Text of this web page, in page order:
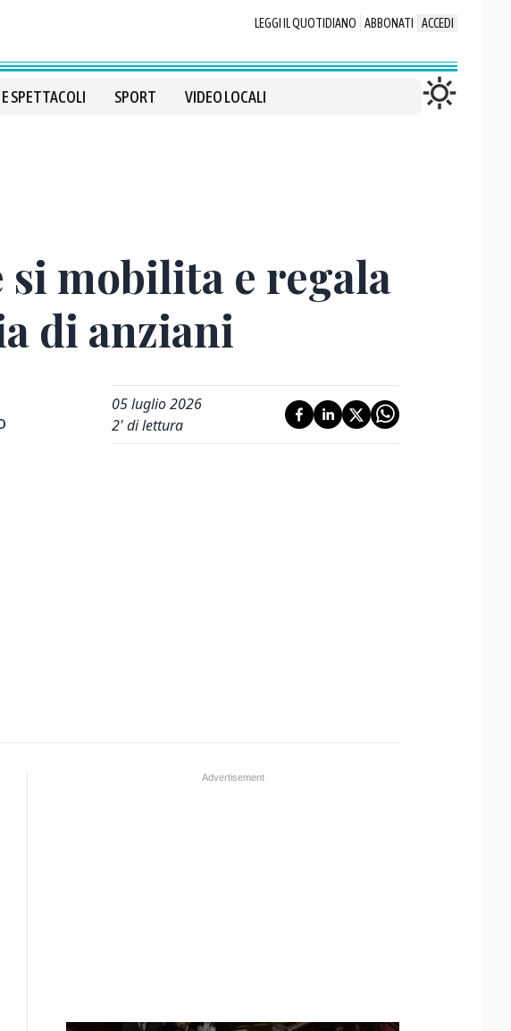
LEGGI IL QUOTIDIANO ABBONATI ACCEDI
SPETTACOLI SPORT VIDEO LOCALI
si mobilita e regala
di anziani
05 luglio 2026
2' di lettura